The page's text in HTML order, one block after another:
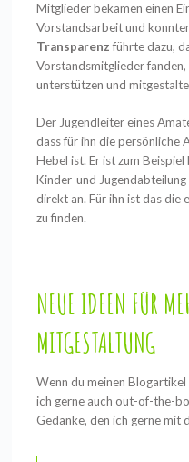
Mitglieder bekamen einen
Vorstandsarbeit und
Transparenzführte dazu,
Vorstandsmitglieder
unterstützen und
Der Jugendleiter eines
dass für ihn die persönliche
Hebel ist. Er ist zum
Kinder-und
direkt an. Für ihn ist das die
zu finden.
NEUE IDEEN FÜR
MITGESTALTUNG
Wenn du meinen
ich gerne auch out-of-the-
Gedanke, den ich gerne mit